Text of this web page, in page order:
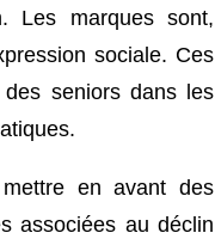
Les marques sont,
sociale. Ces
seniors dans les
en avant des
associées au déclin